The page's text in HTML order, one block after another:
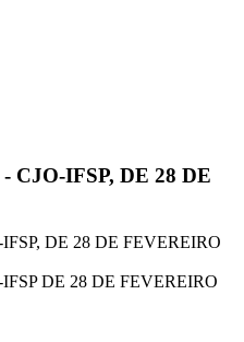
CJO-IFSP, DE 28 DE
DE 28 DE FEVEREIRO
DE 28 DE FEVEREIRO